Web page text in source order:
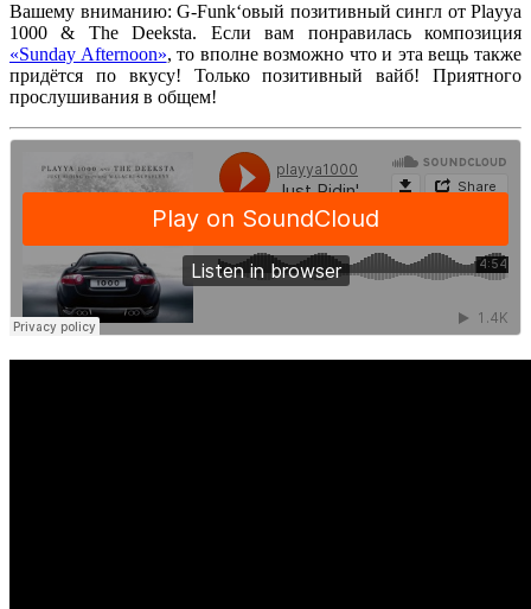
Вашему вниманию: G-Funk‘овый позитивный сингл от Playya
1000 & The Deeksta. Если вам понравилась композиция
«Sunday Afternoon», то вполне возможно что и эта вещь также
придётся по вкусу! Только позитивный вайб! Приятного
прослушивания в общем!